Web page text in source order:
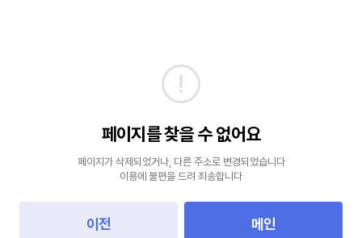
페이지를 찾을 수 없어요
페이지가 삭제되었거나, 다른 주소로 변경되었습니다
이용에 불편을 드려 죄송합니다
이전 메인